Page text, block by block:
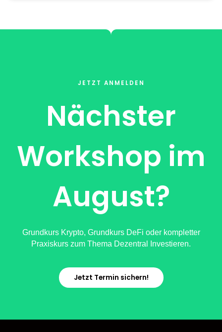
JETZT ANMELDEN
Nächster
Workshop im
August?
Grundkurs Krypto, Grundkurs DeFi oder kompletter
Praxiskurs zum Thema Dezentral Investieren.
Jetzt Termin sichern!